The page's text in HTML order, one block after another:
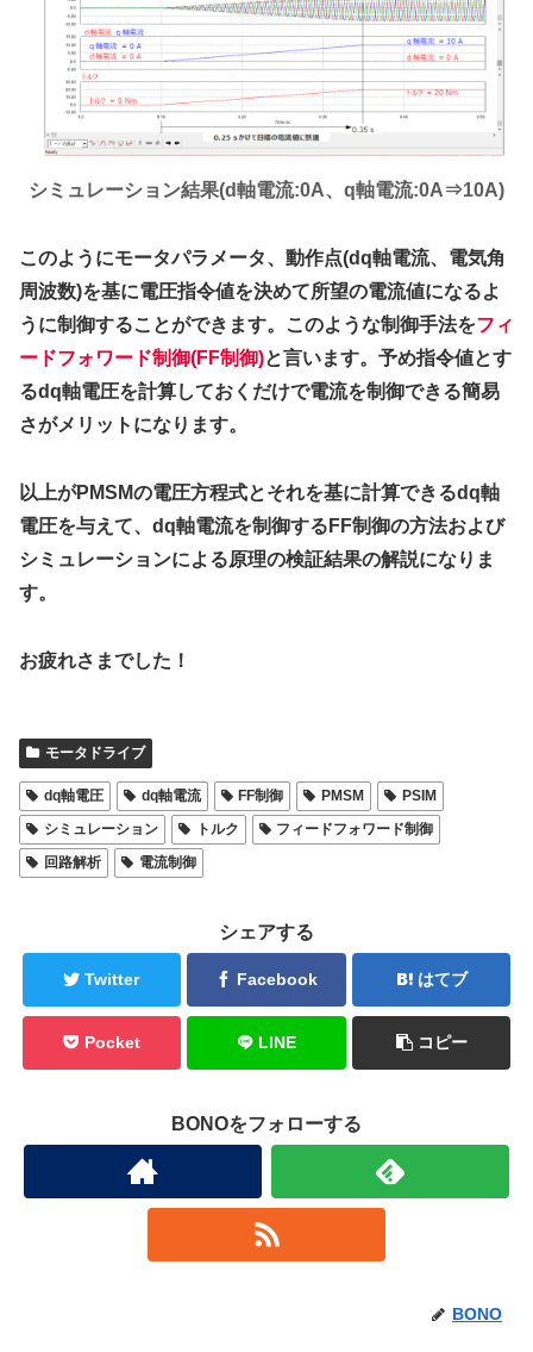
シミュレーション結果(d軸電流:0A、q軸電流:0A⇒10A)
このようにモータパラメータ、動作点(dq軸電流、電気角
周波数)を基に電圧指令値を決めて所望の電流値になるよ
うに制御することができます。このような制御手法をフィ
ードフォワード制御(FF制御)と言います。予め指令値とす
るdq軸電圧を計算しておくだけで電流を制御できる簡易
さがメリットになります。
以上がPMSMの電圧方程式とそれを基に計算できるdq軸
電圧を与えて、dq軸電流を制御するFF制御の方法および
シミュレーションによる原理の検証結果の解説になりま
す。
お疲れさまでした！
モータドライブ
dq軸電圧 dq軸電流 FF制御 PMSM
PSIM
シミュレーション
トルク
フィードフォワード制御
回路解析
電流制御
シェアする
Twitter Facebook はてブ
Pocket LINE コピー
BONOをフォローする
BONO